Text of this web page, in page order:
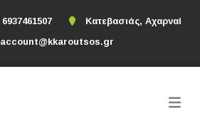
6937461507
Κατεβασιάς, Αχαρναί
account@kkaroutsos.gr